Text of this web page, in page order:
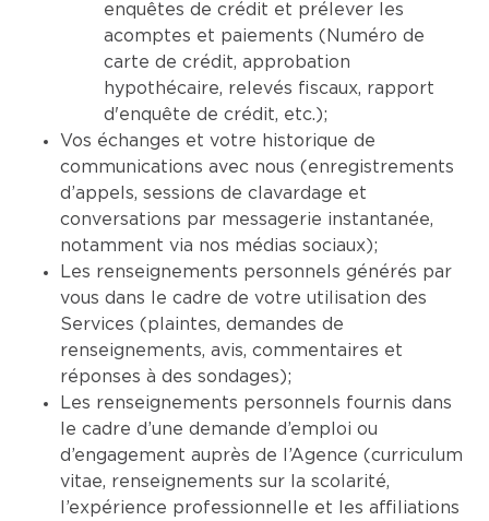
enquêtes de crédit et prélever les
acomptes et paiements (Numéro de
carte de crédit, approbation
hypothécaire, relevés fiscaux, rapport
d'enquête de crédit, etc.);
Vos échanges et votre historique de
communications avec nous (enregistrements
d’appels, sessions de clavardage et
conversations par messagerie instantanée,
notamment via nos médias sociaux);
Les renseignements personnels générés par
vous dans le cadre de votre utilisation des
Services (plaintes, demandes de
renseignements, avis, commentaires et
réponses à des sondages);
Les renseignements personnels fournis dans
le cadre d’une demande d’emploi ou
d’engagement auprès de l’Agence (curriculum
vitae, renseignements sur la scolarité,
l’expérience professionnelle et les affiliations